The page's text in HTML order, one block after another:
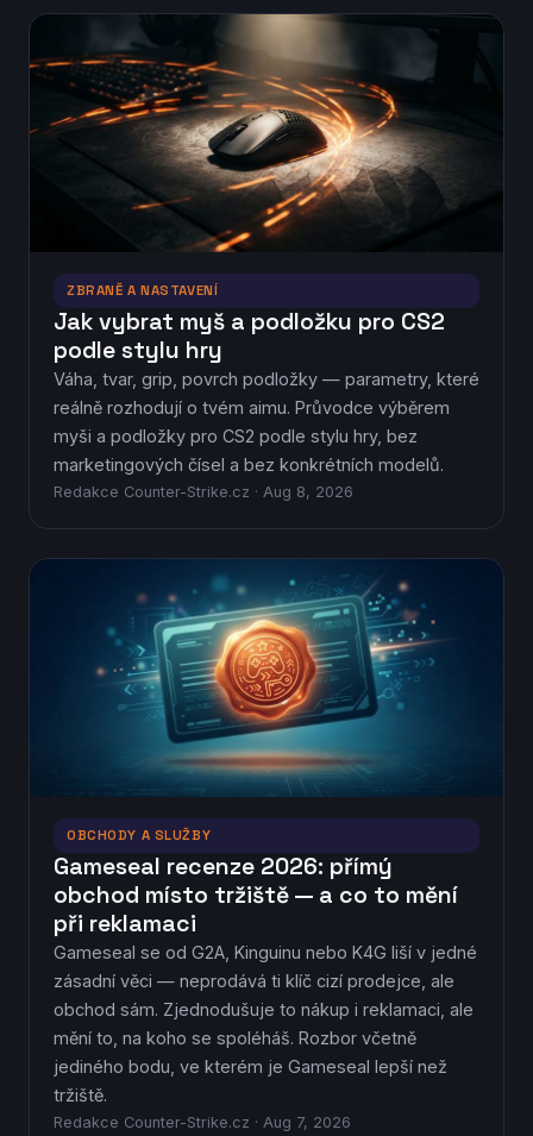
ZBRANĚ A NASTAVENÍ
Jak vybrat myš a podložku pro CS2
podle stylu hry
Váha, tvar, grip, povrch podložky — parametry, které
reálně rozhodují o tvém aimu. Průvodce výběrem
myši a podložky pro CS2 podle stylu hry, bez
marketingových čísel a bez konkrétních modelů.
Redakce Counter-Strike.cz · Aug 8, 2026
OBCHODY A SLUŽBY
Gameseal recenze 2026: přímý
obchod místo tržiště — a co to mění
při reklamaci
Gameseal se od G2A, Kinguinu nebo K4G liší v jedné
zásadní věci — neprodává ti klíč cizí prodejce, ale
obchod sám. Zjednodušuje to nákup i reklamaci, ale
mění to, na koho se spoléháš. Rozbor včetně
jediného bodu, ve kterém je Gameseal lepší než
tržiště.
Redakce Counter-Strike.cz · Aug 7, 2026